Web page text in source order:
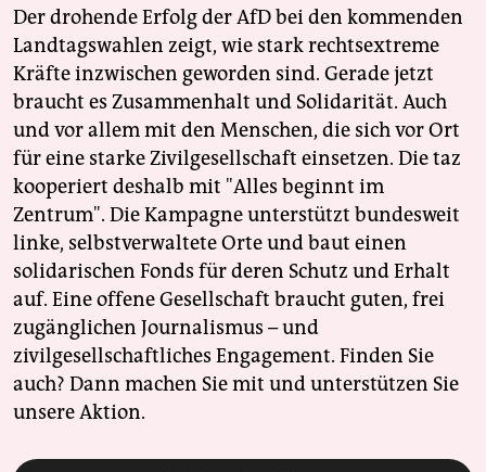
Der drohende Erfolg der AfD bei den kommenden
Landtagswahlen zeigt, wie stark rechtsextreme
Kräfte inzwischen geworden sind. Gerade jetzt
braucht es Zusammenhalt und Solidarität. Auch
und vor allem mit den Menschen, die sich vor Ort
für eine starke Zivilgesellschaft einsetzen. Die taz
kooperiert deshalb mit "Alles beginnt im
Zentrum". Die Kampagne unterstützt bundesweit
linke, selbstverwaltete Orte und baut einen
solidarischen Fonds für deren Schutz und Erhalt
auf. Eine offene Gesellschaft braucht guten, frei
zugänglichen Journalismus – und
zivilgesellschaftliches Engagement. Finden Sie
auch? Dann machen Sie mit und unterstützen Sie
unsere Aktion.